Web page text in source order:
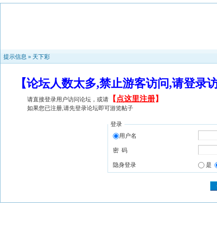
提示信息 » 天下彩
【论坛人数太多,禁止游客访问,请登
请直接登录用户访问论坛，或请 【 点这里注册】
如果您已注册,请先登录论坛即可游览帖子
登录
用户名
密 码
隐身登录 是